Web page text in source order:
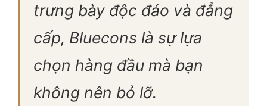
trưng bày độc đáo và đẳng
cấp, Bluecons là sự lựa
chọn hàng đầu mà bạn
không nên bỏ lỡ.